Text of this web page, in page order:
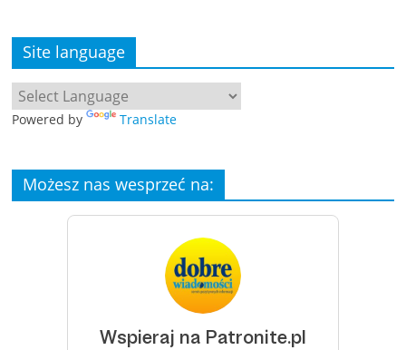
Site language
Powered by Translate
Możesz nas wesprzeć na: